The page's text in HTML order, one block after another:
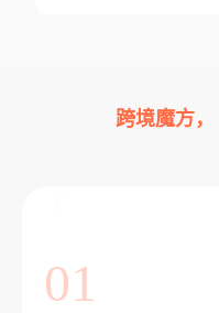
跨境魔方，
01